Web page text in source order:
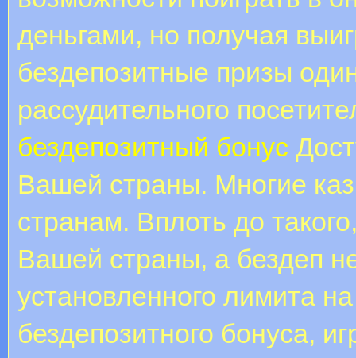
деньгами, но получая
бездепозитные призы
рассудительного
бездепозитный бонус
Вашей страны. Многие
странам. Вплоть до
Вашей страны, а бездеп
установленного лимита
бездепозитного бонуса,